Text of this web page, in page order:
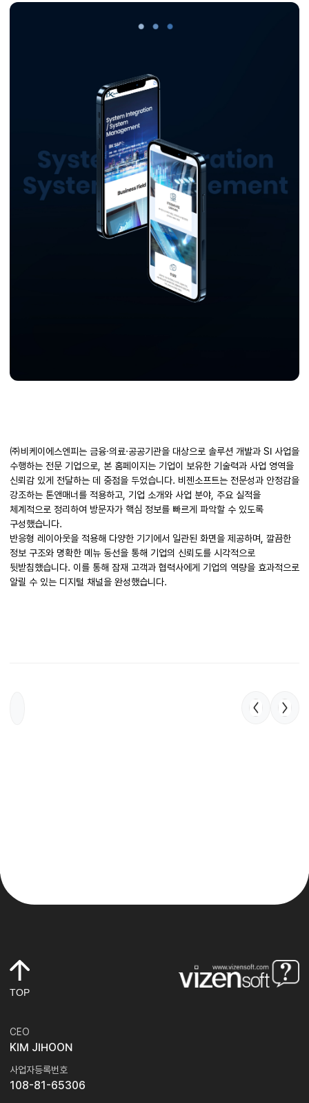
㈜비케이에스엔피는 금융·의료·공공기관을 대상으로 솔루션 개발과 SI 사업을
수행하는 전문 기업으로, 본 홈페이지는 기업이 보유한 기술력과 사업 영역을
신뢰감 있게 전달하는 데 중점을 두었습니다. 비젠소프트는 전문성과 안정감을
강조하는 톤앤매너를 적용하고, 기업 소개와 사업 분야, 주요 실적을
체계적으로 정리하여 방문자가 핵심 정보를 빠르게 파악할 수 있도록
구성했습니다.
반응형 레이아웃을 적용해 다양한 기기에서 일관된 화면을 제공하며, 깔끔한
정보 구조와 명확한 메뉴 동선을 통해 기업의 신뢰도를 시각적으로
뒷받침했습니다. 이를 통해 잠재 고객과 협력사에게 기업의 역량을 효과적으로
알릴 수 있는 디지털 채널을 완성했습니다.
TOP
CEO
KIM JIHOON
사업자등록번호
108-81-65306